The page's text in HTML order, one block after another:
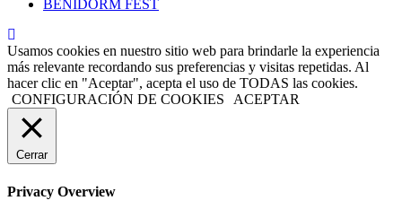
BENIDORM FEST
Usamos cookies en nuestro sitio web para brindarle la experiencia
más relevante recordando sus preferencias y visitas repetidas. Al
hacer clic en "Aceptar", acepta el uso de TODAS las cookies.
CONFIGURACIÓN DE COOKIES
ACEPTAR
Cerrar
Privacy Overview